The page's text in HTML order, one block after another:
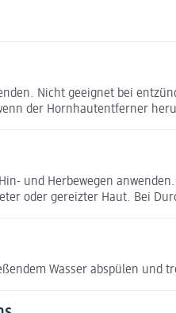
Nicht geeignet bei
der Hornhautentferner
und Herbewegen
oder gereizter Haut. Bei
Wasser abspülen und